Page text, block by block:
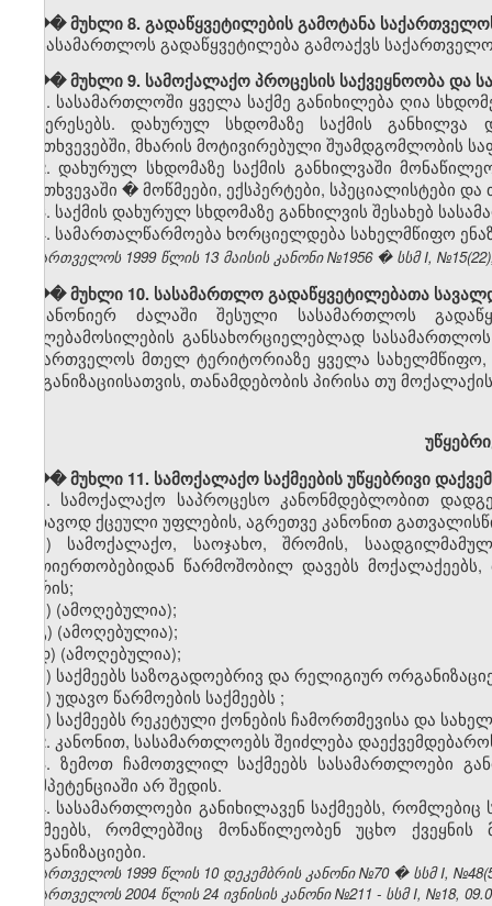
��� მუხლი 8. გადაწყვეტილების გამოტანა
სასამართლოს გადაწყვეტილება გამოაქვს
��� მუხლი 9. სამოქალაქო პროცესის საქვეყნოობა და
1. სასამართლოში ყველა საქმე განიხილება ღია
ინტერესებს. დახურულ სხდომაზე საქმის
შემთხვევებში, მხარის მოტივირებული შუამდგომლობის
2. დახურულ სხდომაზე საქმის განხილვაში
შემთხვევაში � მოწმეები, ექსპერტები, სპეციალისტები და
3. საქმის დახურულ სხდომაზე განხილვის შესახებ
4. სამართალწარმოება ხორციელდება სახელმწიფო
საქართველოს 1999 წლის 13 მაისის კანონი №1956 � სსმ I,
��� მუხლი 10. სასამართლო გადაწყვეტილებათა
კანონიერ ძალაში შესული სასამართლოს
უფლებამოსილების განსახორციელებლად
საქართველოს მთელ ტერიტორიაზე ყველა სახელმწიფო,
ორგანიზაციისათვის, თანამდებობის პირისა თუ
��� მუხლი 11. სამოქალაქო საქმეების უწყებრივი
1. სამოქალაქო საპროცესო კანონმდებლობით
სადავოდ ქცეული უფლების, აგრეთვე კანონით
ა) სამოქალაქო, საოჯახო, შრომის,
ურთიერთობებიდან წარმოშობილ დავებს
შორის;
ბ) (ამოღებულია);
გ) (ამოღებულია);
დ) (ამოღებულია);
ე) საქმეებს საზოგადოებრივ და რელიგიურ
ვ) უდავო წარმოების საქმეებს ;
ზ) საქმეებს რეკეტული ქონების ჩამორთმევისა და
2. კანონით, სასამართლოებს შეიძლება
3. ზემოთ ჩამოთვლილ საქმეებს სასამართლოები
კომპეტენციაში არ შედის.
4. სასამართლოები განიხილავენ საქმეებს,
საქმეებს, რომლებშიც მონაწილეობენ უცხო
ორგანიზაციები.
საქართველოს 1999 წლის 10 დეკემბრის კანონი №70 � სსმ I,
საქართველოს 2004 წლის 24 ივნისის კანონი №211 - სსმ I, №18,